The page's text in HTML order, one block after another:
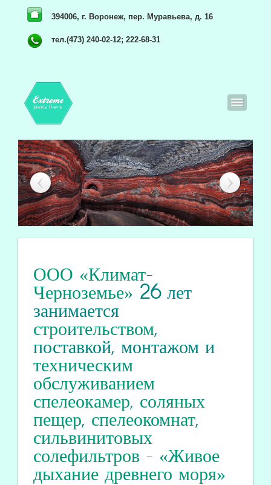
394006, г. Воронеж, пер. Муравьева, д. 16
тел.(473) 240-02-12; 222-68-31
ООО «Климат-
Черноземье» 26лет
занимается
строительством,
поставкой, монтажом и
техническим
обслуживанием
спелеокамер, соляных
пещер, спелеокомнат,
сильвинитовых
солефильтров - «Живое
дыхание древнего моря»